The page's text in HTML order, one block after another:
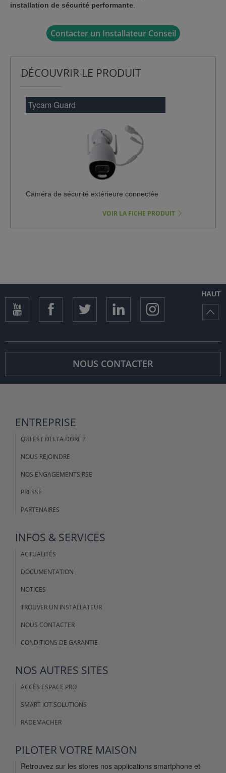
installation de sécurité performante
Contacter un Installateur Conseil
DÉCOUVRIR LE PRODUIT
Tycam Guard
Caméra de sécurité extérieure connectée
VOIR LA FICHE PRODUIT
HAUT
NOUS CONTACTER
ENTREPRISE
QUI EST DELTA DORE ?
NOUS REJOINDRE
NOS ENGAGEMENTS RSE
PRESSE
PARTENAIRES
INFOS & SERVICES
ACTUALITÉS
DOCUMENTATION
NOTICES
TROUVER UN INSTALLATEUR
NOUS CONTACTER
CONDITIONS DE GARANTIE
NOS AUTRES SITES
ACCÈS ESPACE PRO
SMART IOT SOLUTIONS
RADEMACHER
PILOTER VOTRE MAISON
Retrouvez sur les stores nos applications smartphone et